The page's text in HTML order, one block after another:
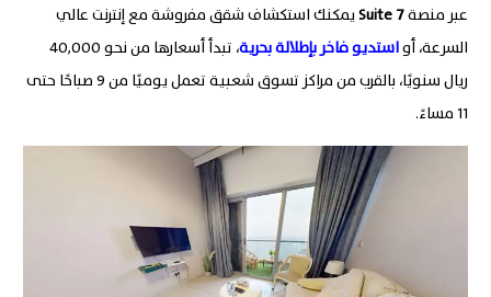
عبر منصة Suite7
يمكنك استكشاف شقق مفروشة مع إنترنت عالي
السرعة، أواستديو فاخر بإطلالة بحرية
، تبدأ أسعارها من نحو 40,000
ريال سنويًا، بالقرب من مراكز تسوق شعبية تعمل يوميًا من 9 صباحًا حتى
11 مساءً
.